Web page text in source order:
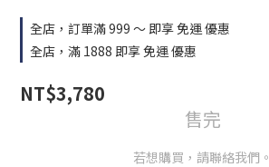
全店，訂單滿 999 ～ 即享 免運 優惠
全店，滿 1888 即享 免運 優惠
NT$3,780
售完
若想購買，請聯絡我們。